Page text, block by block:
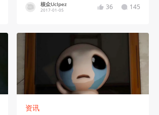
核众UcIpez
2017-01-05 36 145
资讯